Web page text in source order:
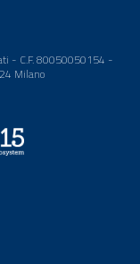
- C.F. 80050050154 -
Milano